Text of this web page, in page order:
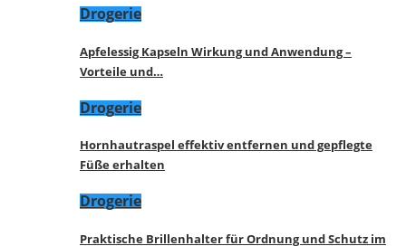
Drogerie
Apfelessig Kapseln Wirkung und Anwendung –
Vorteile und…
Drogerie
Hornhautraspel effektiv entfernen und gepflegte
Füße erhalten
Drogerie
Praktische Brillenhalter für Ordnung und Schutz im